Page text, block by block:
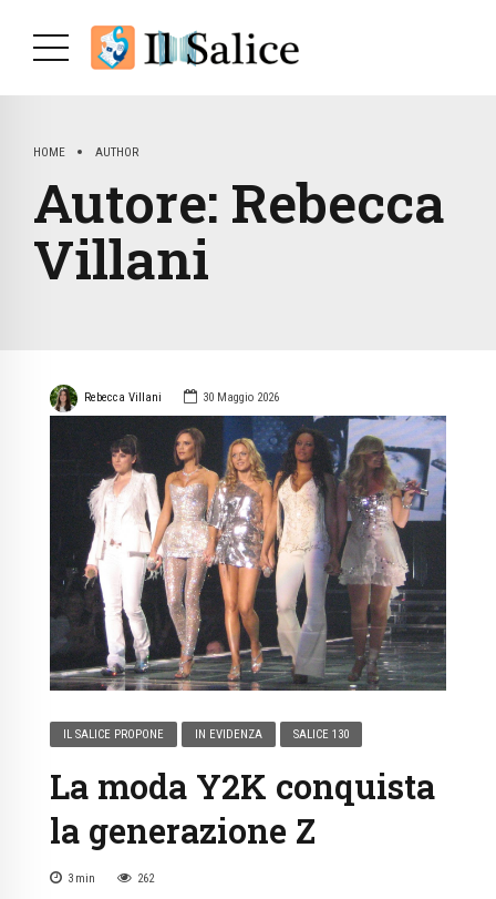
HOME AUTHOR
Autore: Rebecca
Villani
Rebecca Villani 30 Maggio 2026
IL SALICE PROPONE IN EVIDENZA SALICE 130
La moda Y2K conquista
la generazione Z
3 min 262